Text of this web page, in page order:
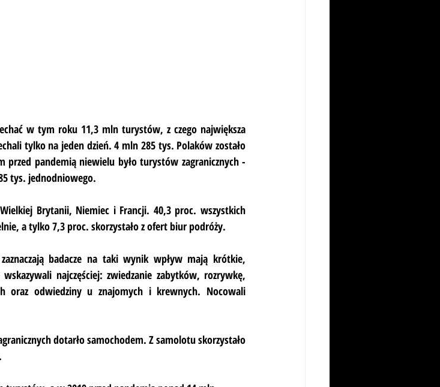
w tym roku 11,3 mln turystów, z czego największa
tylko na jeden dzień. 4 mln 285 tys. Polaków zostało
przed pandemią niewielu było turystów zagranicznych -
tys. jednodniowego.
Brytanii, Niemiec i Francji. 40,3 proc. wszystkich
a tylko 7,3 proc. skorzystało z ofert biur podróży.
badacze na taki wynik wpływ mają krótkie,
najczęściej: zwiedzanie zabytków, rozrywkę,
oraz odwiedziny u znajomych i krewnych. Nocowali
dotarło samochodem. Z samolotu skorzystało